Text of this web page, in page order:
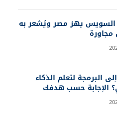
السويس يهز مصر ويُشعر به
البرمجة لتعلم الذكاء
الإجابة حسب هدفك